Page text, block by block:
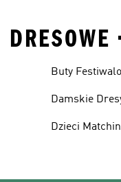
Buty
Damskie
Dzieci